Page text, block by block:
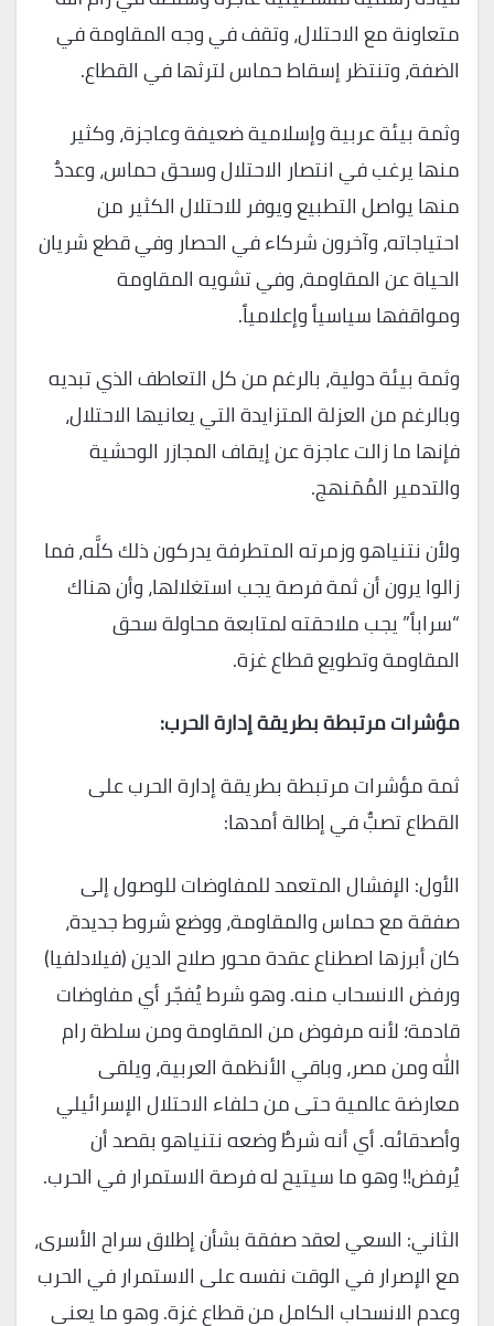
متعاونة مع الاحتلال، وتقف في وجه المقاومة في
الضفة، وتنتظر إسقاط حماس لترثها في القطاع.
وثمة بيئة عربية وإسلامية ضعيفة وعاجزة، وكثير
منها يرغب في انتصار الاحتلال وسحق حماس، وعددٌ
منها يواصل التطبيع ويوفر للاحتلال الكثير من
احتياجاته، وآخرون شركاء في الحصار وفي قطع شريان
الحياة عن المقاومة، وفي تشويه المقاومة
ومواقفها سياسياً وإعلامياً.
وثمة بيئة دولية، بالرغم من كل التعاطف الذي تبديه
وبالرغم من العزلة المتزايدة التي يعانيها الاحتلال،
فإنها ما زالت عاجزة عن إيقاف المجازر الوحشية
والتدمير المُمَنهج.
ولأن نتنياهو وزمرته المتطرفة يدركون ذلك كلَّه، فما
زالوا يرون أن ثمة فرصة يجب استغلالها، وأن هناك
“سراباً” يجب ملاحقته لمتابعة محاولة سحق
المقاومة وتطويع قطاع غزة.
مؤشرات مرتبطة بطريقة إدارة الحرب:
ثمة مؤشرات مرتبطة بطريقة إدارة الحرب على
القطاع تصبٌّ في إطالة أمدها:
الأول: الإفشال المتعمد للمفاوضات للوصول إلى
صفقة مع حماس والمقاومة، ووضع شروط جديدة،
كان أبرزها اصطناع عقدة محور صلاح الدين (فيلادلفيا)
ورفض الانسحاب منه. وهو شرط يُفجّر أي مفاوضات
قادمة؛ لأنه مرفوض من المقاومة ومن سلطة رام
الله ومن مصر، وباقي الأنظمة العربية، ويلقى
معارضة عالمية حتى من حلفاء الاحتلال الإسرائيلي
وأصدقائه. أي أنه شرطٌ وضعه نتنياهو بقصد أن
يُرفض!! وهو ما سيتيح له فرصة الاستمرار في الحرب.
الثاني: السعي لعقد صفقة بشأن إطلاق سراح الأسرى،
مع الإصرار في الوقت نفسه على الاستمرار في الحرب
وعدم الانسحاب الكامل من قطاع غزة. وهو ما يعني